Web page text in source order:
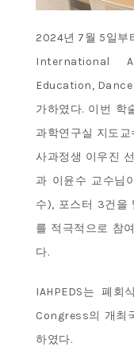
2024년 7월 5일부
International
Education,
가하였다. 이번 학
과학연구실 지도
사과정생 이우진
과 이윤수 교수님
수), 포스터 3건을
를 적극적으로 참
다.
IAHPEDS는 폐
Congress의 개최
하였다.